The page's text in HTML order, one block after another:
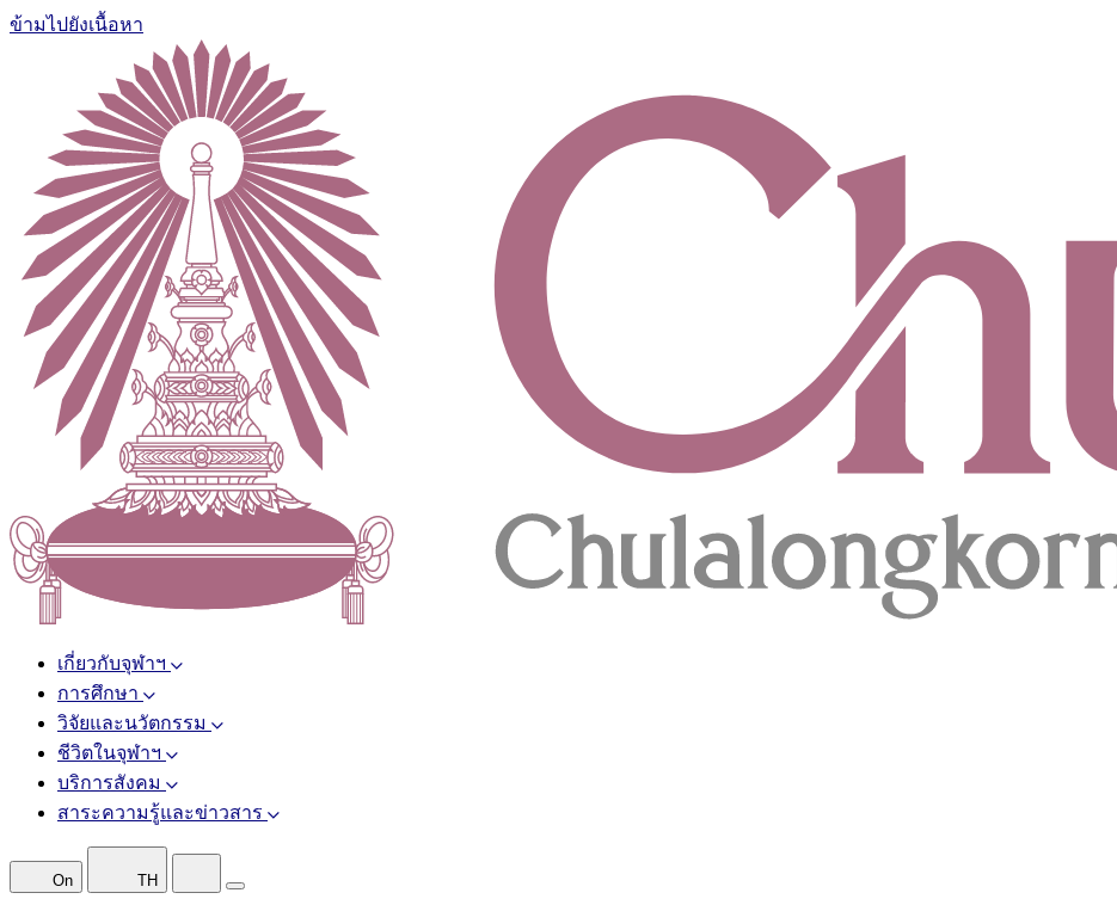
ข้ามไปยังเนื้อหา
เกี่ยวกับจุฬาฯ
การศึกษา
วิจัยและนวัตกรรม
ชีวิตในจุฬาฯ
บริการสังคม
สาระความรู้และข่าวสาร
On TH